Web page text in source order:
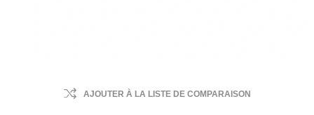
AJOUTER À LA LISTE DE COMPARAISON